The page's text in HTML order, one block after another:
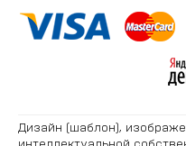
Дизайн (шаблон),